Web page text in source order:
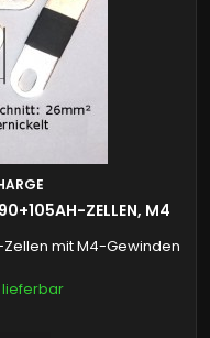
90+105AH-ZELLEN, M4
Zellen mit M4-Gewinden